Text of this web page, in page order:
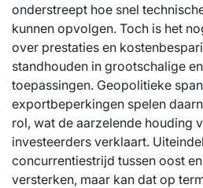
onderstreept hoe snel
kunnen opvolgen. Toch is het
over prestaties en
standhouden in grootschalige
toepassingen. Geopolitieke
exportbeperkingen spelen
rol, wat de aarzelende houding
investeerders verklaart.
concurrentiestrijd tussen oost
versterken, maar kan dat op